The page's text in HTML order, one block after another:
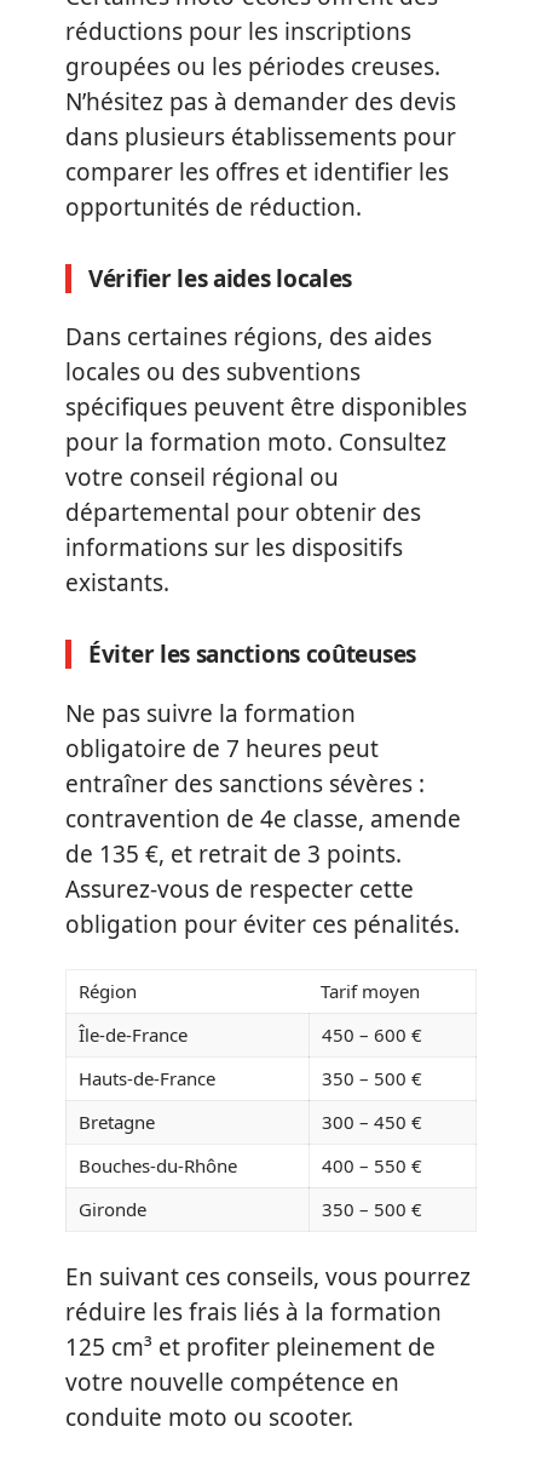
réductions pour les inscriptions
groupées ou les périodes creuses.
N’hésitez pas à demander des devis
dans plusieurs établissements pour
comparer les offres et identifier les
opportunités de réduction.
Vérifier les aides locales
Dans certaines régions, des aides
locales ou des subventions
spécifiques peuvent être disponibles
pour la formation moto. Consultez
votre conseil régional ou
départemental pour obtenir des
informations sur les dispositifs
existants.
Éviter les sanctions coûteuses
Ne pas suivre la formation
obligatoire de 7 heures peut
entraîner des sanctions sévères :
contravention de 4e classe, amende
de 135 €, et retrait de 3 points.
Assurez-vous de respecter cette
obligation pour éviter ces pénalités.
Région
Tarif moyen
Île-de-France
450 – 600 €
Hauts-de-France
350 – 500 €
Bretagne
300 – 450 €
Bouches-du-Rhône
400 – 550 €
Gironde
350 – 500 €
En suivant ces conseils, vous pourrez
réduire les frais liés à la formation
125 cm³ et profiter pleinement de
votre nouvelle compétence en
conduite moto ou scooter.